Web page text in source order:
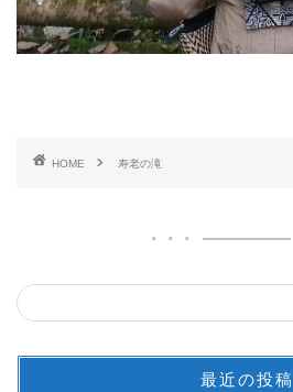
HOME 寿老の滝
最近の投稿